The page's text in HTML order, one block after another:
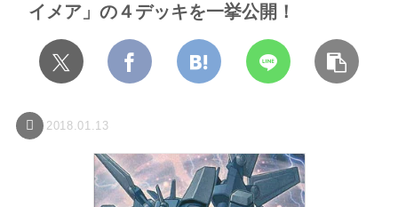
イメア」の４デッキを一挙公開！
2018.01.13